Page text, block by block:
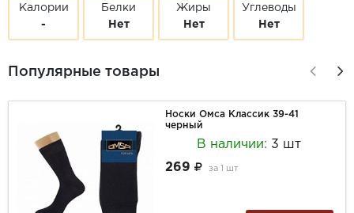
Калории
-
Белки
Нет
Жиры
Нет
Углеводы
Нет
Популярные товары
Носки Омса Классик 39-41
черный
В наличии: 3 шт
269
за 1 шт